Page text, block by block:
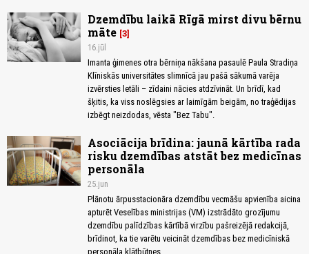
Dzemdību laikā Rīgā mirst divu bērnu
māte 3
16.jūl
Imanta ģimenes otra bērniņa nākšana pasaulē Paula Stradiņa
Klīniskās universitātes slimnīcā jau pašā sākumā varēja
izvērsties letāli – zīdaini nācies atdzīvināt. Un brīdī, kad
šķitis, ka viss noslēgsies ar laimīgām beigām, no traģēdijas
izbēgt neizdodas, vēsta "Bez Tabu".
Asociācija brīdina: jaunā kārtība rada
risku dzemdības atstāt bez medicīnas
personāla
25.jun
Plānotu ārpusstacionāra dzemdību vecmāšu apvienība aicina
apturēt Veselības ministrijas (VM) izstrādāto grozījumu
dzemdību palīdzības kārtībā virzību pašreizējā redakcijā,
brīdinot, ka tie varētu veicināt dzemdības bez medicīniskā
personāla klātbūtnes.